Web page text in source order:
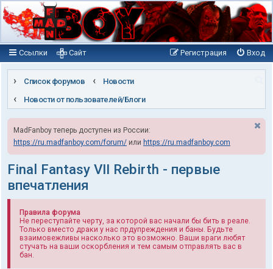
Ссылки Вход
Регистрация
Сайт
Список форумов
Новости
Новости от пользователей/Блоги
MadFanboy теперь доступен из России:
https://ru.madfanboy.com/forum/ или https://ru.madfanboy.com
Final Fantasy VII Rebirth - первые
впечатления
Правила форума
Не переступайте черту, за которой вас начали бы бить в реале.
Только вместо драки у нас прдупреждения и баны. Будьте
взаимовежливы насколько это возможно. Ваши враги любят
стучать на ваши оскорбления и тем самым отправлять вас в
бан.